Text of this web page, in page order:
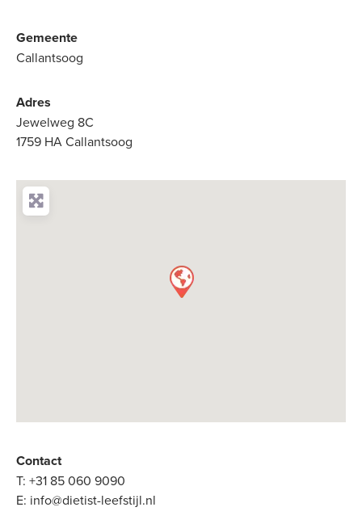
Gemeente
Callantsoog
Adres
Jewelweg 8C
1759 HA Callantsoog
Contact
T: +31 85 060 9090
E: info@dietist-leefstijl.nl